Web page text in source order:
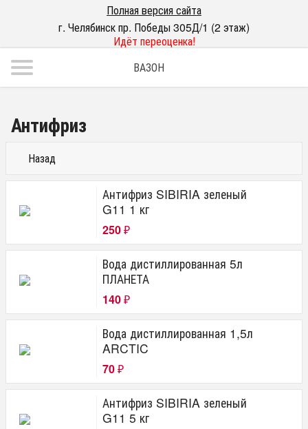
Полная версия сайта
г. Челябинск пр. Победы 305Д/1 (2 этаж)
Идёт переоценка!
ВАЗОН
Антифриз
Назад
Антифриз SIBIRIA зеленый
G11 1 кг
250 ₽
Вода дистиллированная 5л
ПЛАНЕТА
140 ₽
Вода дистиллированная 1,5л
ARCTIC
70 ₽
Антифриз SIBIRIA зеленый
G11 5 кг